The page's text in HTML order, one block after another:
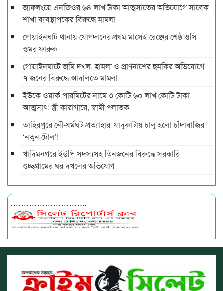
জাফলংয়ে এনজিওর ৬৪ লাখ টাকা আত্মসাতের অভিযোগে সাবেক
শাখা ব্যবস্থাপকের বিরুদ্ধে মামলা
গোয়াইনঘাট থানায় যোগদানের প্রথম মাসেই রেঞ্জের শ্রেষ্ঠ ওসি
ওমর ফারুক
গোয়াইনঘাটে জমি দখল, হামলা ও প্রাণনাশের হুমকির অভিযোগে
৭ জনের বিরুদ্ধে আদালতে মামলা
ইউকে ওয়ার্ক পারমিটের নামে ৩ কোটি ৬০ লাখ কোটি টাকা
আত্মসাৎ: স্ত্রী কারাগারে, স্বামী পলাতক
তাহিরপুরে নৌ-ধর্মঘট প্রত্যাহার: যাদুকাটায় চালু হলো চাঁদাবাজির
‘নতুন টোল’!
খাদিমনগরে ইউপি সদস্যসহ তিনজনের বিরুদ্ধে সরকারি
গুচ্ছগ্রামের ঘর দখলের অভিযোগ
………………………..